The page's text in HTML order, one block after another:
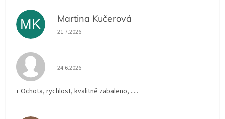
MK Martina Kučerová
Hodnocení obchodu je 5 z 5 hvězdiček.
21.7.2026
Hodnocení obchodu je 5 z 5 hvězdiček.
24.6.2026
+ Ochota, rychlost, kvalitně zabaleno, .....